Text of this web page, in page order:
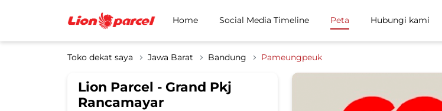
Home Social Media Timeline Peta Hubungi kami
Toko dekat saya Jawa Barat Bandung Pameungpeuk
Lion Parcel - Grand Pkj
Rancamayar